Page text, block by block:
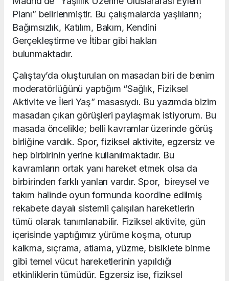
Planı” belirlenmiştir. Bu çalışmalarda yaşlıların;
Bağımsızlık, Katılım, Bakım, Kendini
Gerçekleştirme ve İtibar gibi hakları
bulunmaktadır.
Çalıştay’da oluşturulan on masadan biri de benim
moderatörlüğünü yaptığım “Sağlık, Fiziksel
Aktivite ve İleri Yaş” masasıydı. Bu yazımda bizim
masadan çıkan görüşleri paylaşmak istiyorum. Bu
masada öncelikle; belli kavramlar üzerinde görüş
birliğine vardık. Spor, fiziksel aktivite, egzersiz ve
hep birbirinin yerine kullanılmaktadır. Bu
kavramların ortak yanı hareket etmek olsa da
birbirinden farklı yanları vardır. Spor, bireysel ve
takım halinde oyun formunda koordine edilmiş
rekabete dayalı sistemli çalışılan hareketlerin
tümü olarak tanımlanabilir. Fiziksel aktivite, gün
içerisinde yaptığımız yürüme koşma, oturup
kalkma, sıçrama, atlama, yüzme, bisiklete binme
gibi temel vücut hareketlerinin yapıldığı
etkinliklerin tümüdür. Egzersiz ise, fiziksel